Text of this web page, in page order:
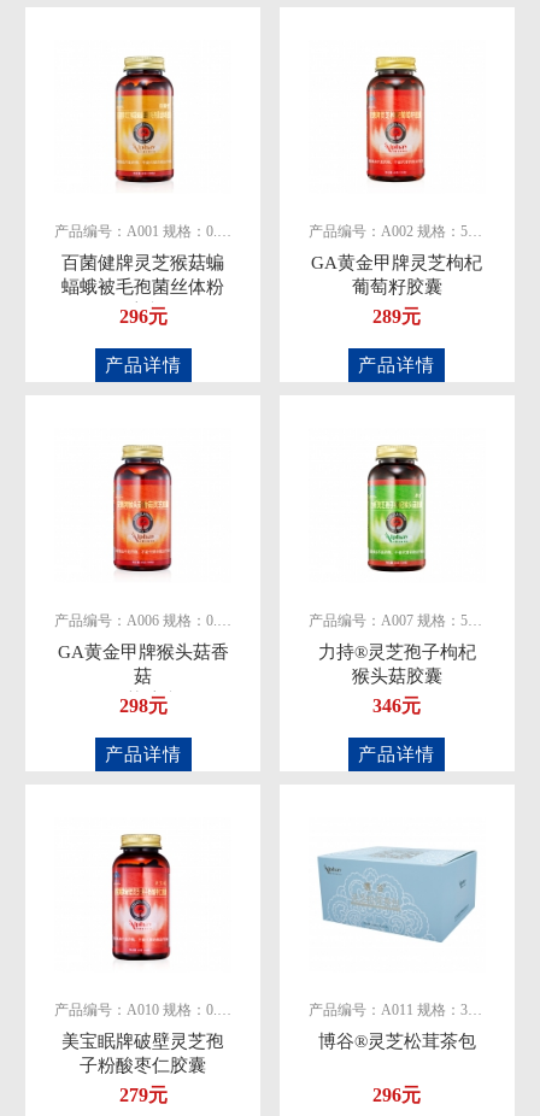
产品编号：A001 规格：0.5g/粒
百菌健牌灵芝猴菇蝙
蝠蛾被毛孢菌丝体粉
胶囊
296元
产品详情
产品编号：A002 规格：500mg/粒
GA黄金甲牌灵芝枸杞
葡萄籽胶囊
289元
产品详情
产品编号：A006 规格：0.5g/粒
GA黄金甲牌猴头菇香
菇
灵芝胶囊
298元
产品详情
产品编号：A007 规格：500mg/粒
力持®灵芝孢子枸杞
猴头菇胶囊
346元
产品详情
美宝眠牌破壁灵芝孢
子粉酸枣仁胶囊
279元
产品编号：A011 规格：3克×50包
博谷®灵芝松茸茶包
296元